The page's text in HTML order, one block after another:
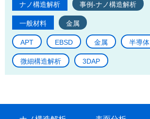
ナノ構造解析 事例-ナノ構造解析
一般材料 金属
APT EBSD 金属 半導体
微細構造解析 3DAP